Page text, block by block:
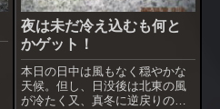
夜は未だ冷え込むも何と
かゲット！
本日の日中は風もなく穏やかな
天候。但し、日没後は北東の風
が冷たく又、真冬に逆戻りの寒